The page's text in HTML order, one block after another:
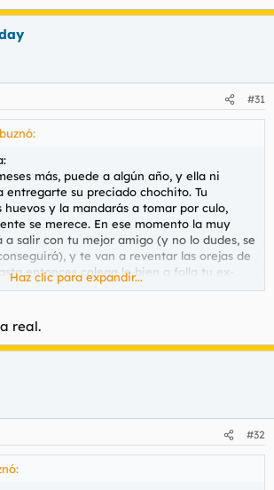
#31
más, puede a algún año, y ella ni
entregarte su preciado chochito. Tu
huevos y la mandarás a tomar por culo,
se merece. En ese momento la muy
a salir con tu mejor amigo (y no lo dudes, se
y te van a reventar las orejas de
entonces colega lo bien q folla tu ex-
se van a pegar en tu presencia...
Haz clic para expandir...
real.
#32